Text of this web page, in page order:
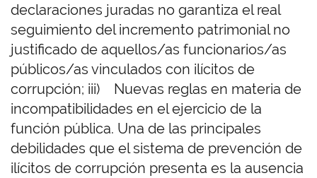
declaraciones juradas no garantiza el real
seguimiento del incremento patrimonial no
justificado de aquellos/as funcionarios/as
públicos/as vinculados con ilícitos de
corrupción; iii) Nuevas reglas en materia de
incompatibilidades en el ejercicio de la
función pública. Una de las principales
debilidades que el sistema de prevención de
ilícitos de corrupción presenta es la ausencia